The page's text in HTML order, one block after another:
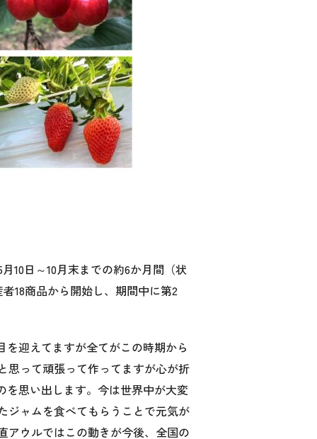
10日～10月末までの約6か月間（状
18商品から開始し、期間中に第2
迎えてますが全てがこの時期から
思って頑張って作ってますが心が折
思い出します。今は世界中が大変
ジャムを食べてもらうことで元気が
アウルではこの動きが今後、全国の